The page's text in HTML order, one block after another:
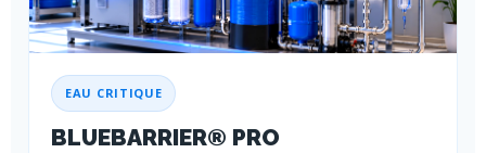
EAU CRITIQUE
BLUEBARRIER® PRO